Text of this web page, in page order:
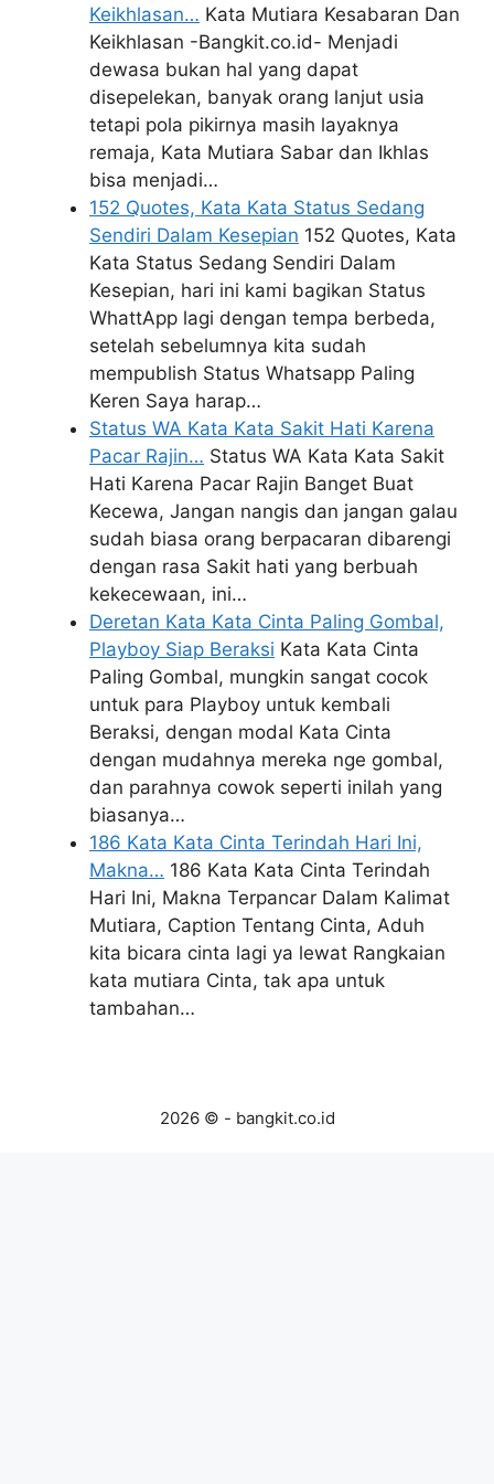
Keikhlasan… Kata Mutiara Kesabaran Dan
Keikhlasan -Bangkit.co.id- Menjadi
dewasa bukan hal yang dapat
disepelekan, banyak orang lanjut usia
tetapi pola pikirnya masih layaknya
remaja, Kata Mutiara Sabar dan Ikhlas
bisa menjadi…
152 Quotes, Kata Kata Status Sedang
Sendiri Dalam Kesepian 152 Quotes, Kata
Kata Status Sedang Sendiri Dalam
Kesepian, hari ini kami bagikan Status
WhattApp lagi dengan tempa berbeda,
setelah sebelumnya kita sudah
mempublish Status Whatsapp Paling
Keren Saya harap…
Status WA Kata Kata Sakit Hati Karena
Pacar Rajin… Status WA Kata Kata Sakit
Hati Karena Pacar Rajin Banget Buat
Kecewa, Jangan nangis dan jangan galau
sudah biasa orang berpacaran dibarengi
dengan rasa Sakit hati yang berbuah
kekecewaan, ini…
Deretan Kata Kata Cinta Paling Gombal,
Playboy Siap Beraksi Kata Kata Cinta
Paling Gombal, mungkin sangat cocok
untuk para Playboy untuk kembali
Beraksi, dengan modal Kata Cinta
dengan mudahnya mereka nge gombal,
dan parahnya cowok seperti inilah yang
biasanya…
186 Kata Kata Cinta Terindah Hari Ini,
Makna… 186 Kata Kata Cinta Terindah
Hari Ini, Makna Terpancar Dalam Kalimat
Mutiara, Caption Tentang Cinta, Aduh
kita bicara cinta lagi ya lewat Rangkaian
kata mutiara Cinta, tak apa untuk
tambahan…
2026 © - bangkit.co.id